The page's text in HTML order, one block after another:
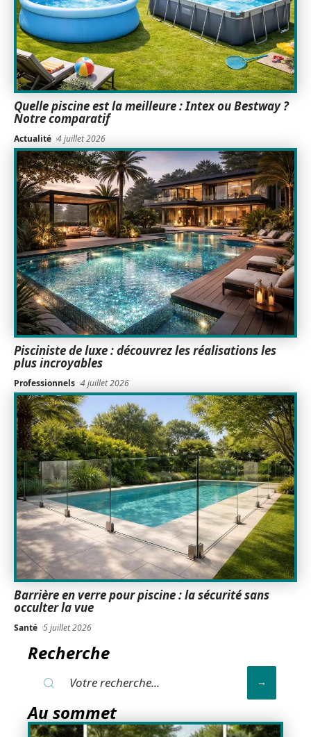
Quelle piscine est la meilleure : Intex ou Bestway ?
Notre comparatif
Actualité 4 juillet 2026
Pisciniste de luxe : découvrez les réalisations les
plus incroyables
Professionnels 4 juillet 2026
Barrière en verre pour piscine : la sécurité sans
occulter la vue
Santé 5 juillet 2026
Recherche
Au sommet